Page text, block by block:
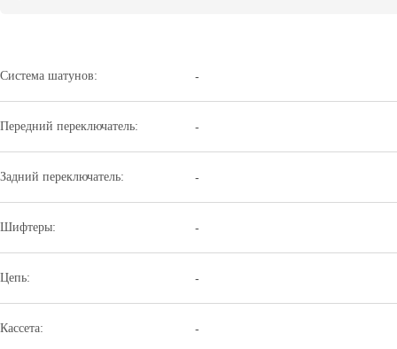
Система шатунов: -
Передний переключатель: -
Задний переключатель: -
Шифтеры: -
Цепь: -
Кассета: -